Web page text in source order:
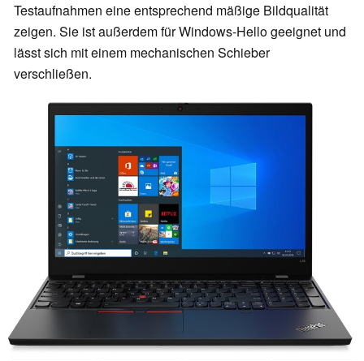
Testaufnahmen eine entsprechend mäßige Bildqualität
zeigen. Sie ist außerdem für Windows-Hello geeignet und
lässt sich mit einem mechanischen Schieber
verschließen.